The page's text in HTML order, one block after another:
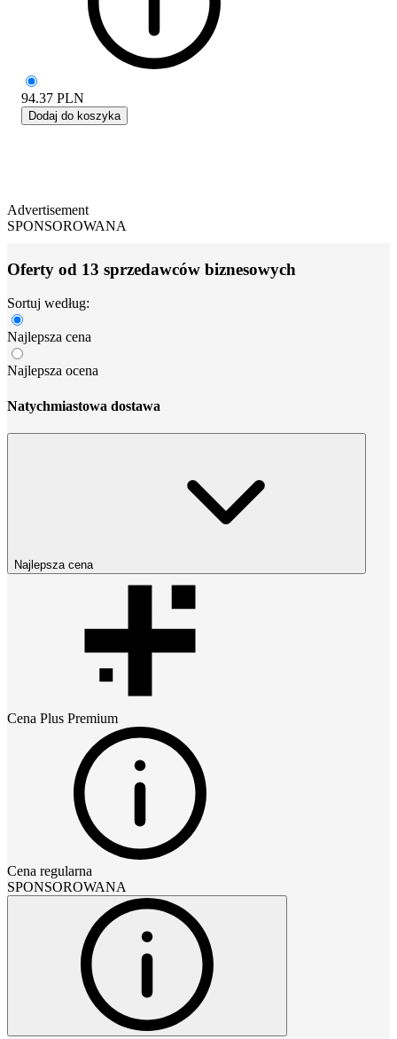
94.37 PLN
Dodaj do koszyka
Advertisement
SPONSOROWANA
Oferty od 13 sprzedawców biznesowych
Sortuj według:
Najlepsza cena
Najlepsza ocena
Natychmiastowa dostawa
Najlepsza cena
Cena Plus Premium
Cena regularna
SPONSOROWANA